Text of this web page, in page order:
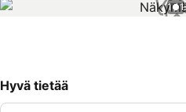
1 / 1
Hyvä tietää